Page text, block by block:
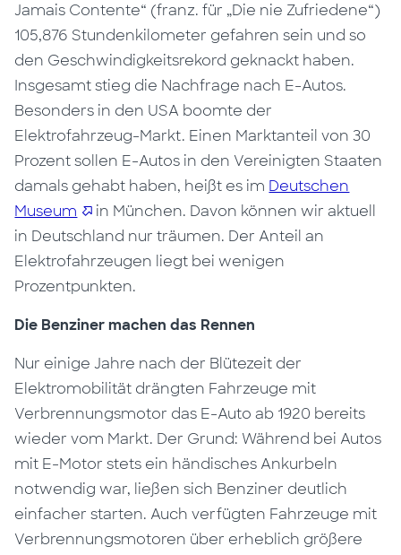
Jamais Contente“ (franz. für „Die nie Zufriedene“)
105,876 Stundenkilometer gefahren sein und so
den Geschwindigkeitsrekord geknackt haben.
Insgesamt stieg die Nachfrage nach E-Autos.
Besonders in den USA boomte der
Elektrofahrzeug-Markt. Einen Marktanteil von 30
Prozent sollen E-Autos in den Vereinigten Staaten
damals gehabt haben, heißt es im Deutschen
Museum
in München. Davon können wir aktuell
in Deutschland nur träumen. Der Anteil an
Elektrofahrzeugen liegt bei wenigen
Prozentpunkten.
Die Benziner machen das Rennen
Nur einige Jahre nach der Blütezeit der
Elektromobilität drängten Fahrzeuge mit
Verbrennungsmotor das E-Auto ab 1920 bereits
wieder vom Markt. Der Grund: Während bei Autos
mit E-Motor stets ein händisches Ankurbeln
notwendig war, ließen sich Benziner deutlich
einfacher starten. Auch verfügten Fahrzeuge mit
Verbrennungsmotoren über erheblich größere